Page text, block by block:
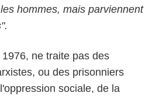
hommes, mais parviennent
ne traite pas des
ou des prisonniers
sociale, de la